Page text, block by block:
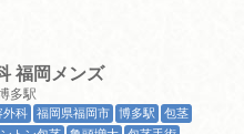
福岡メンズ
多駅
外科 福岡県福岡市 博多駅
包茎